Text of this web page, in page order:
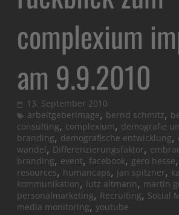
complexium
am 9.9.2010
13. September 2010
arbeitgeberimage, bernd schmitz,
consulting, complexium, demografie
branding, demografische entwicklung,
wandel, Differenzierungsfaktor,
branding, event, facebook, gero hesse,
resources, humancaps, jan spitzner,
kommunikation, lutz altmann, martin
personalmarketing, Recruiting, Social
media monitoring,youtube